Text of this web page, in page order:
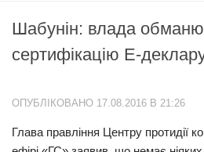
Дніпро
Львів
Харків
Донбас
Шабунін: влада
сертифікацію Е-
ОПУБЛІКОВАНО 17.08.2016 В 21:26
Глава правління Центру протидії